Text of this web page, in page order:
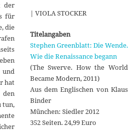
der
für
die
und
hat
tun,
| VIOLA STOCKER
Titelangaben
Stephen Greenblatt: Die Wende.
Wie die Renaissance begann
(The Swerve. How the World
Became Modern, 2011)
Aus dem Englischen von Klaus
Binder
München: Siedler 2012
352 Seiten. 24,99 Euro